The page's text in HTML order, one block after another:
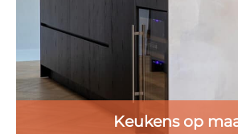
Keukens op